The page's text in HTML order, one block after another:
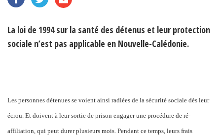
La loi de 1994 sur la santé des détenus et leur protection
sociale n’est pas applicable en Nouvelle-Calédonie.
Les personnes détenues se voient ainsi radiées de la sécurité sociale dès leur
écrou. Et doivent à leur sortie de prison engager une procédure de ré-
affiliation, qui peut durer plusieurs mois. Pendant ce temps, leurs frais